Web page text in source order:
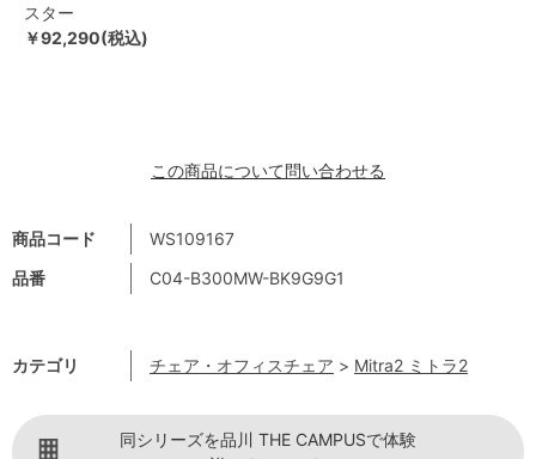
商品コード
WS109167
品番
C04-B300MW-BK9G9G1
カテゴリ チェア・オフィスチェア > Mitra2 ミトラ2
スター
￥92,290(税込)
この商品について問い合わせる
同シリーズを品川 THE CAMPUSで体験